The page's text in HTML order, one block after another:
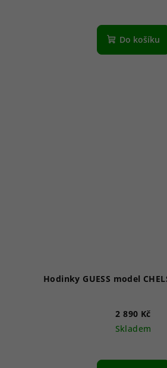
Do košíku
Hodinky GUESS model
2 890 Kč
Skladem